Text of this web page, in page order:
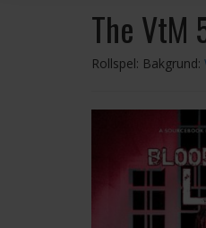
The VtM
Rollspel: Bakgrund: